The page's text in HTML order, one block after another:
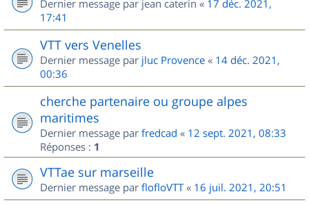
Dernier message par jean caterin « 17 déc. 2021,
17:41
VTT vers Venelles
Dernier message par jluc Provence « 14 déc. 2021,
00:36
cherche partenaire ou groupe alpes
maritimes
Dernier message par fredcad « 12 sept. 2021, 08:33
Réponses : 1
VTTae sur marseille
Dernier message par flofloVTT« 16 juil. 2021, 20:51